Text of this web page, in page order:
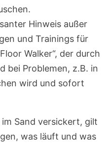
Hinweis außer
und Trainings für
Walker“, der durch
bei Problemen, z.B. in
wird und sofort
Sand versickert, gilt
was läuft und was